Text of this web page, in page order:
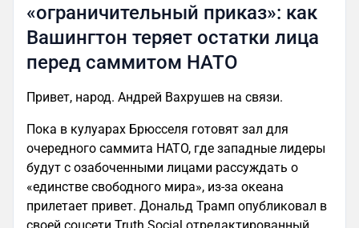
«ограничительный приказ»: как
Вашингтон теряет остатки лица
перед саммитом НАТО
Привет, народ. Андрей Вахрушев на связи.
Пока в кулуарах Брюсселя готовят зал для
очередного саммита НАТО, где западные лидеры
будут с озабоченными лицами рассуждать о
«единстве свободного мира», из-за океана
прилетает привет. Дональд Трамп опубликовал в